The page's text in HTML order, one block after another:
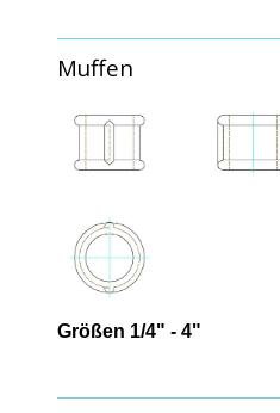
Muffen
Größen 1/4" - 4"